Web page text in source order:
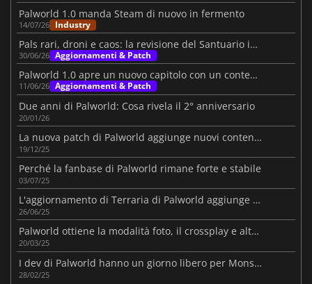
Palworld 1.0 manda Steam di nuovo in fermento
14/07/26 Industry
Pals rari, droni e caos: la revisione del Santuario in Palworld si preannuncia pazzesca
30/06/26 Aggiornamenti & Patch
Palworld 1.0 apre un nuovo capitolo con un contenuto massiccio
11/06/26 Aggiornamenti & Patch
Due anni di Palworld: Cosa rivela il 2° anniversario
20/01/26
La nuova patch di Palworld aggiunge nuovi contenuti e migliora i sistemi chiave
19/12/25
Perché la fanbase di Palworld rimane forte e stabile
03/07/25
L'aggiornamento di Terraria di Palworld aggiunge funzioni
26/06/25
Palworld ottiene la modalità foto, il crossplay e altro ancora
20/03/25
I dev di Palworld hanno un giorno libero per Monster Hunter Wilds
28/02/25